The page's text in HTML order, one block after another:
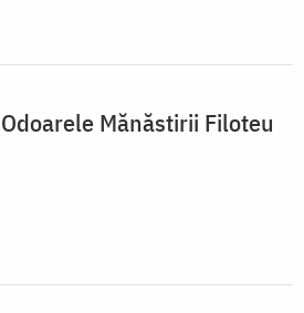
Odoarele Mănăstirii Filoteu